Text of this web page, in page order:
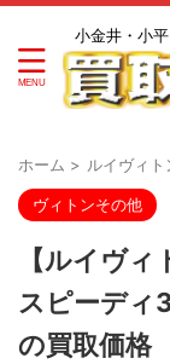
小金井・小
ホーム > ルイヴィ
ヴィトンその他
【ルイヴ
スピーディ
の買取価格